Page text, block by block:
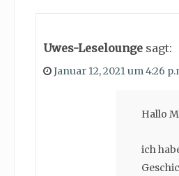
Uwes-Leselounge sagt:
Januar 12, 2021 um 4:26
Hallo
ich